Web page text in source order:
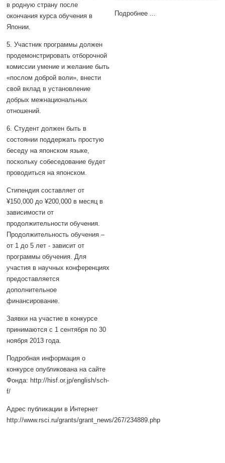
в родную страну после
окончания курса обучения в
Японии.
5. Участник программы должен
продемонстрировать отборочной
комиссии умение и желание быть
«послом доброй воли», внести
свой вклад в установление
добрых межнациональных
отношений.
6. Студент должен быть в
состоянии поддержать простую
беседу на японском языке,
поскольку собеседование будет
проводиться на японском.
Стипендия составляет от
¥150,000 до ¥200,000 в месяц в
зависимости от
продолжительности обучения.
Продолжительность обучения –
от 1 до 5 лет - зависит от
программы обучения. Для
участия в научных конференциях
предоставляется
дополнительное
финансирование.
Заявки на участие в конкурсе
принимаются с 1 сентября по 30
ноября 2013 года.
Подробная информация о
конкурсе опубликована на сайте
Фонда: http://hisf.or.jp/english/sch-
f/
Адрес публикации в Интернет
http://www.rsci.ru/grants/grant_news/267/234889.php
Подробнее ...